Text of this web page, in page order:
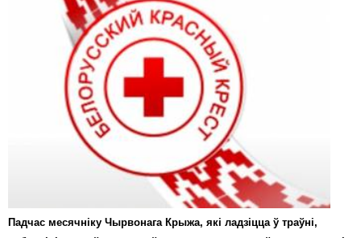
Падчас месячніку Чырвонага Крыжа, які ладзіцца ў траўні,